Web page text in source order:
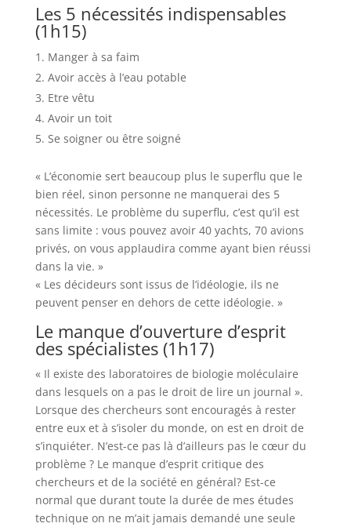
Les 5 nécessités indispensables
(1h15)
Manger à sa faim
Avoir accès à l’eau potable
Etre vêtu
Avoir un toit
Se soigner ou être soigné
« L’économie sert beaucoup plus le superflu que le
bien réel, sinon personne ne manquerai des 5
nécessités. Le problème du superflu, c’est qu’il est
sans limite : vous pouvez avoir 40 yachts, 70 avions
privés, on vous applaudira comme ayant bien réussi
dans la vie. »
« Les décideurs sont issus de l’idéologie, ils ne
peuvent penser en dehors de cette idéologie. »
Le manque d’ouverture d’esprit
des spécialistes (1h17)
« Il existe des laboratoires de biologie moléculaire
dans lesquels on a pas le droit de lire un journal ».
Lorsque des chercheurs sont encouragés à rester
entre eux et à s’isoler du monde, on est en droit de
s’inquiéter. N’est-ce pas là d’ailleurs pas le cœur du
problème ? Le manque d’esprit critique des
chercheurs et de la société en général? Est-ce
normal que durant toute la durée de mes études
technique on ne m’ait jamais demandé une seule